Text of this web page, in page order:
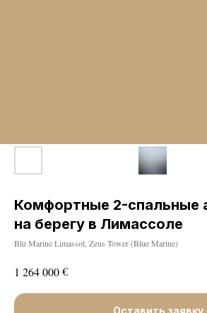
Комфортные 2-спальные
на берегу в Лимассоле
Blu Marine Limassol, Zeus Tower (Blue Marine)
1 264 000€